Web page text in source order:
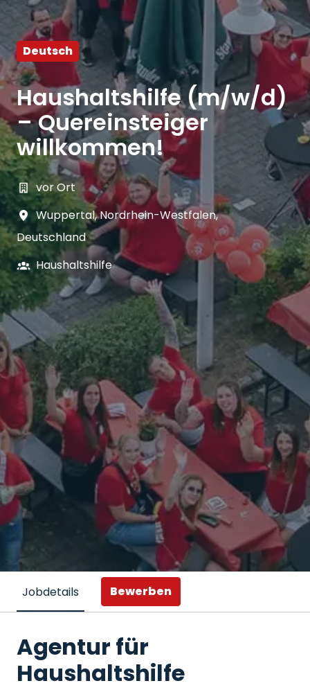
Deutsch
Haushaltshilfe (m/w/d)
– Quereinsteiger
willkommen!
vor Ort
Wuppertal,Nordrhein-Westfalen,
Deutschland
Haushaltshilfe
Jobdetails Bewerben
Agentur für
Haushaltshilfe